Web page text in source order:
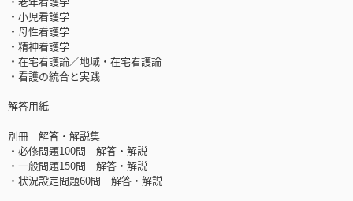
・小児看護学
・母性看護学
・精神看護学
・在宅看護論／地域・在宅看護論
・看護の統合と実践
解答用紙
別冊 解答・解説集
・必修問題100問 解答・解説
・一般問題150問 解答・解説
・状況設定問題60問 解答・解説